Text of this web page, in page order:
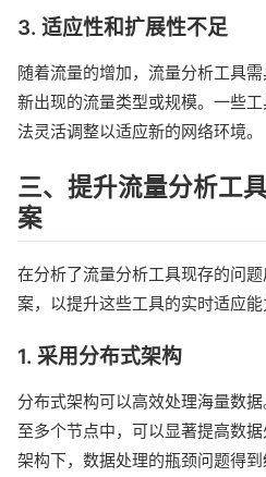
3. 适应性和扩展性不足
随着流量的增加，流量分析工具
新出现的流量类型或规模。一些
法灵活调整以适应新的网络环境。
三、提升流量分析工
案
在分析了流量分析工具现存的问
案，以提升这些工具的实时适应能
1. 采用分布式架构
分布式架构可以高效处理海量数
至多个节点中，可以显著提高数
架构下，数据处理的瓶颈问题得